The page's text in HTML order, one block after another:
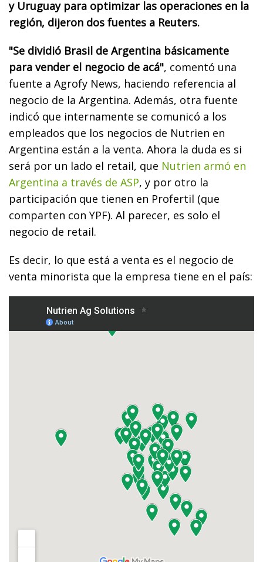
y Uruguay para optimizar las operaciones en la
región, dijeron dos fuentes a Reuters.
"Se dividió Brasil de Argentina básicamente
para vender el negocio de acá", comentó una
fuente a Agrofy News, haciendo referencia al
negocio de la Argentina. Además, otra fuente
indicó que internamente se comunicó a los
empleados que los negocios de Nutrien en
Argentina están a la venta. Ahora la duda es si
será por un lado el retail, que Nutrien armó en
Argentina a través de ASP, y por otro la
participación que tienen en Profertil (que
comparten con YPF). Al parecer, es solo el
negocio de retail.
Es decir, lo que está a venta es el negocio de
venta minorista que la empresa tiene en el país: